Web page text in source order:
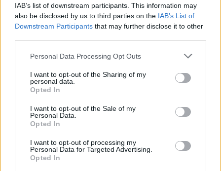
IAB’s list of downstream participants. This information may
also be disclosed by us to third parties on the IAB’s List of
Downstream Participants that may further disclose it to other
Personal Data Processing Opt Outs
I want to opt-out of the Sharing of my
personal data.
Opted In
I want to opt-out of the Sale of my
Personal Data.
Opted In
I want to opt-out of processing my
Personal Data for Targeted Advertising.
Opted In
5